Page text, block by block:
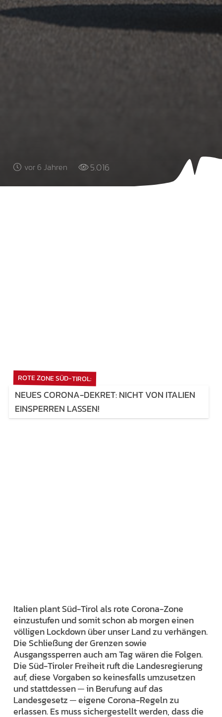
vor 6 Jahren 5.016
ROTE ZONE SÜD-TIROL:
NEUES CORONA-DEKRET: NICHT VON ITALIEN
EINSPERREN LASSEN!
Italien plant Süd-Tirol als rote Corona-Zone
einzustufen und somit schon ab morgen einen
völligen Lockdown über unser Land zu verhängen.
Die Schließung der Grenzen sowie
Ausgangssperren auch am Tag wären die Folgen.
Die Süd-Tiroler Freiheit ruft die Landesregierung
auf, diese Vorgaben so keinesfalls umzusetzen
und stattdessen ─ in Berufung auf das
Landesgesetz ─ eigene Corona-Regeln zu
erlassen. Es muss sichergestellt werden, dass die